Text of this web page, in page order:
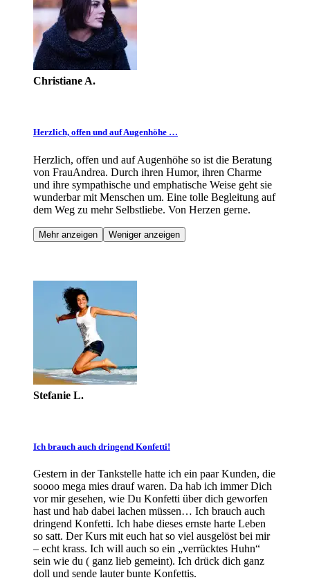
Christiane A.
Herzlich, offen und auf Augenhöhe …
Herzlich, offen und auf Augenhöhe so ist die Beratung
von FrauAndrea. Durch ihren Humor, ihren Charme
und ihre sympathische und emphatische Weise geht sie
wunderbar mit Menschen um. Eine tolle Begleitung auf
dem Weg zu mehr Selbstliebe. Von Herzen gerne.
Mehr anzeigen Weniger anzeigen
Stefanie L.
Ich brauch auch dringend Konfetti!
Gestern in der Tankstelle hatte ich ein paar Kunden, die
soooo mega mies drauf waren. Da hab ich immer Dich
vor mir gesehen, wie Du Konfetti über dich geworfen
hast und hab dabei lachen müssen… Ich brauch auch
dringend Konfetti. Ich habe dieses ernste harte Leben
so satt. Der Kurs mit euch hat so viel ausgelöst bei mir
– echt krass. Ich will auch so ein „verrücktes Huhn“
sein wie du ( ganz lieb gemeint). Ich drück dich ganz
doll und sende lauter bunte Konfettis.